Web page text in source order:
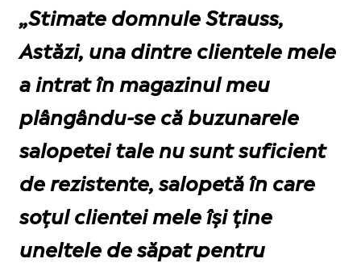
„Stimate domnule Strauss,
Astăzi, una dintre clientele mele
a intrat în magazinul meu
plângându-se că buzunarele
salopetei tale nu sunt suficient
de rezistente, salopetă în care
soțul clientei mele își ține
uneltele de săpat pentru